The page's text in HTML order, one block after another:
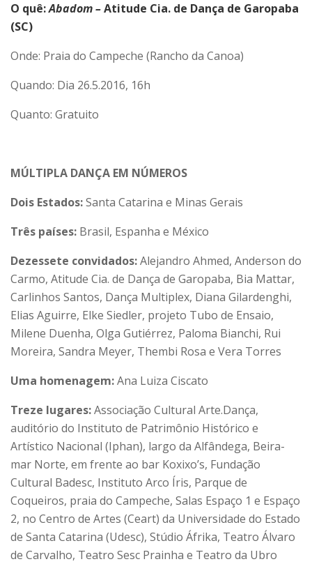
O quê:Abadom –Atitude Cia. de Dança de Garopaba
(SC)
Onde: Praia do Campeche (Rancho da Canoa)
Quando: Dia 26.5.2016, 16h
Quanto: Gratuito
MÚLTIPLA DANÇA EM NÚMEROS
Dois Estados:Santa Catarina e Minas Gerais
Três países: Brasil, Espanha e México
Dezessete convidados:Alejandro Ahmed, Anderson do
Carmo, Atitude Cia. de Dança de Garopaba, Bia Mattar,
Carlinhos Santos, Dança Multiplex, Diana Gilardenghi,
Elias Aguirre, Elke Siedler, projeto Tubo de Ensaio,
Milene Duenha, Olga Gutiérrez, Paloma Bianchi, Rui
Moreira, Sandra Meyer, Thembi Rosa e Vera Torres
Uma homenagem:Ana Luiza Ciscato
Treze lugares:Associação Cultural Arte.Dança,
auditório do Instituto de Patrimônio Histórico e
Artístico Nacional (Iphan), largo da Alfândega, Beira-
mar Norte, em frente ao bar Koxixo’s, Fundação
Cultural Badesc, Instituto Arco Íris, Parque de
Coqueiros, praia do Campeche, Salas Espaço 1 e Espaço
2, no Centro de Artes (Ceart) da Universidade do Estado
de Santa Catarina (Udesc), Stúdio Áfrika, Teatro Álvaro
de Carvalho, Teatro Sesc Prainha e Teatro da Ubro